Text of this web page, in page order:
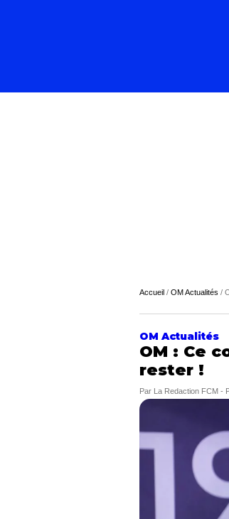
Accueil / OM Actualités /
OM Actualités
OM : Ce
rester !
Par La Redaction FCM -